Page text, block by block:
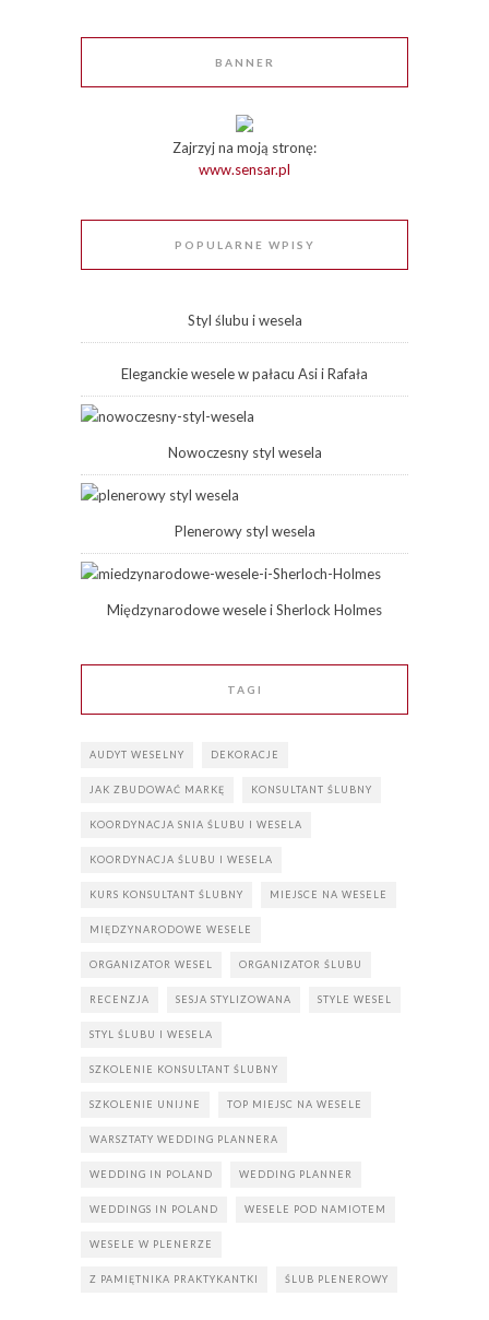
BANNER
Zajrzyj na moją stronę:
www.sensar.pl
POPULARNE WPISY
Styl ślubu i wesela
Eleganckie wesele w pałacu Asi i Rafała
Nowoczesny styl wesela
Plenerowy styl wesela
Międzynarodowe wesele i Sherlock Holmes
TAGI
AUDYT WESELNY DEKORACJE
JAK ZBUDOWAĆ MARKĘ KONSULTANT ŚLUBNY
KOORDYNACJA SNIA ŚLUBU I WESELA
KOORDYNACJA ŚLUBU I WESELA
KURS KONSULTANT ŚLUBNY MIEJSCE NA WESELE
MIĘDZYNARODOWE WESELE
ORGANIZATOR WESEL ORGANIZATOR ŚLUBU
RECENZJA SESJA STYLIZOWANA STYLE WESEL
STYL ŚLUBU I WESELA
SZKOLENIE KONSULTANT ŚLUBNY
SZKOLENIE UNIJNE TOP MIEJSC NA WESELE
WARSZTATY WEDDING PLANNERA
WEDDING IN POLAND WEDDING PLANNER
WEDDINGS IN POLAND WESELE POD NAMIOTEM
WESELE W PLENERZE
Z PAMIĘTNIKA PRAKTYKANTKI ŚLUB PLENEROWY